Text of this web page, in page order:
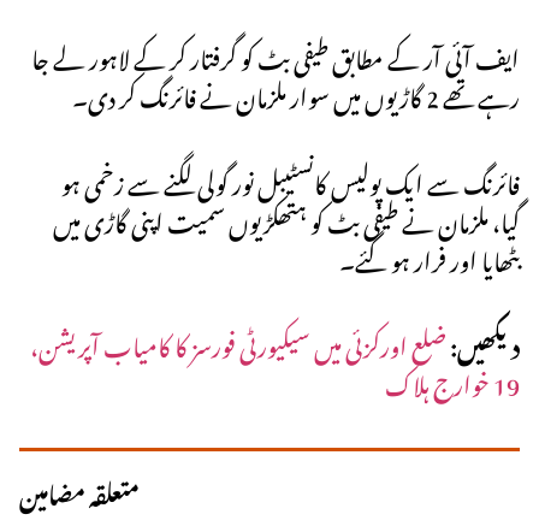
ایف آئی آر کے مطابق طیفی بٹ کو گرفتار کر کے لاہور لے جا
رہے تھے 2 گاڑیوں میں سوار ملزمان نے فائرنگ کر دی۔
فائرنگ سے ایک پولیس کانسٹیبل نور گولی لگنے سے زخمی ہو
گیا، ملزمان نے طیفی بٹ کو ہتھکڑیوں سمیت اپنی گاڑی میں
بٹھایا اور فرار ہو گئے۔
دیکھیں:ضلع اورکزئی میں سیکیورٹی فورسز کا کامیاب آپریشن،
19 خوارج ہلاک
متعلقہ مضامین